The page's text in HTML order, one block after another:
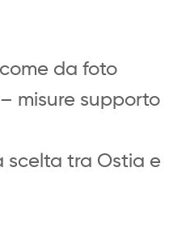
da foto
misure supporto
scelta tra Ostia e